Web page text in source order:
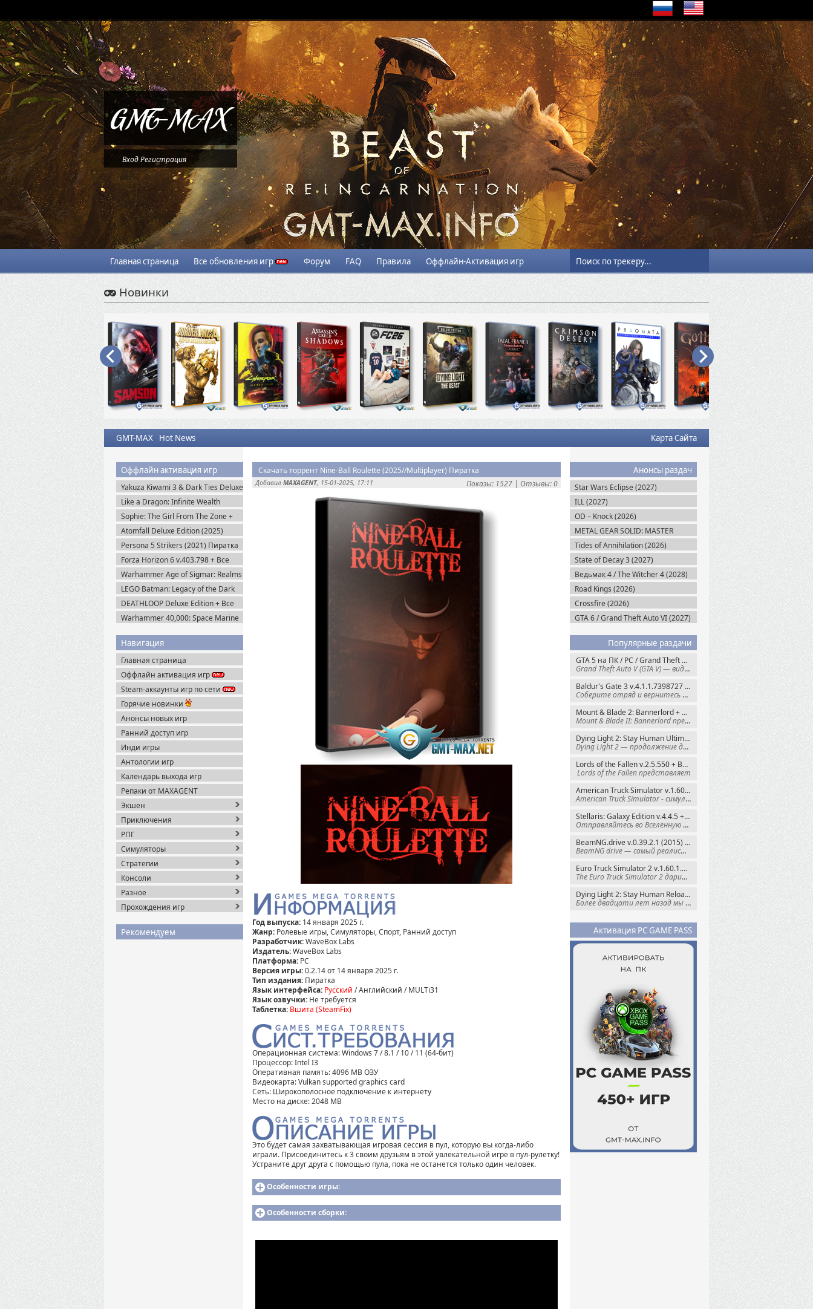
ВходРегистрация
Главная страница Все обновления игр Форум FAQ Правила Оффлайн-Активация игр
Новинки
GMT-MAX Hot News Карта Сайта
Анонсы раздач
Star Wars Eclipse (2027)
ILL (2027)
OD – Knock (2026)
METAL GEAR SOLID: MASTER
COLLECTION Vol.2 (2026)
Tides of Annihilation (2026)
State of Decay 3 (2027)
Ведьмак 4 / The Witcher 4 (2028)
Road Kings (2026)
Crossfire (2026)
GTA 6 / Grand Theft Auto VI (2027)
Популярные раздачи
GTA 5 на ПК / PC / Grand Theft Auto V: Premium Edition (2015) Steam-Rip
Grand Theft Auto V (GTA V) — видеоигра из
Baldur's Gate 3 v.4.1.1.7398727 + Все DLC (2023) GOG-Rip
Соберите отряд и вернитесь в Забытые
Mount & Blade 2: Bannerlord + War Sails v.1.4.7.117484 (2025) GOG
Mount & Blade II: Bannerlord представляет
Dying Light 2: Stay Human Ultimate Edition v.1.29.0 + Все DLC (2022) Пиратка
Dying Light 2 — продолжение динамичного
Lords of the Fallen v.2.5.550 + Все DLC (2023) Пиратка
Lords of the Fallen представляет
American Truck Simulator v.1.60.1.8s + Все DLC (2016) Пиратка
American Truck Simulator - симулятор
Stellaris: Galaxy Edition v.4.4.5 + Все DLC (2016) Пиратка
Отправляйтесь во Вселенную полную чудес и
BeamNG.drive v.0.39.2.1 (2015) RePack
BeamNG drive — самый реалистичный
Euro Truck Simulator 2 v.1.60.1.7s + Все DLC (2012) Пиратка
The Euro Truck Simulator 2 дарит вам опыт
Dying Light 2: Stay Human Reloaded Edition v.1.28.3 + Все DLC (2022) RePack
Более двадцати лет назад мы пытались
Активация PC GAME PASS
Оффлайн активация игр
Yakuza Kiwami 3 & Dark Ties Deluxe
Edition (2026) Steam-Rip
Like a Dragon: Infinite Wealth
Ultimate Edition (2024) Steam-Rip
Sophie: The Girl From The Zone +
DLC (2026) Пиратка
Atomfall Deluxe Edition (2025)
Steam-Rip
Persona 5 Strikers (2021) Пиратка
Forza Horizon 6 v.403.798 + Все
DLC (2026) Пиратка
Warhammer Age of Sigmar: Realms
of Ruin Ultimate Edition (2023)
Steam-Rip
LEGO Batman: Legacy of the Dark
Knight / ЛЕГО Бэтмен: Наследие
Тёмного Рыцаря (2026) Portable
DEATHLOOP Deluxe Edition + Все
DLC (2021) Пиратка
Warhammer 40,000: Space Marine
Пиратка
Навигация
Главная страница
Оффлайн активация игр
Steam-аккаунты игр по сети
Горячие новинки
Анонсы новых игр
Ранний доступ игр
Инди игры
Антологии игр
Календарь выхода игр
Репаки от MAXAGENT
Экшен
Приключения
РПГ
Симуляторы
Стратегии
Консоли
Разное
Прохождения игр
Рекомендуем
Скачать торрент Nine-Ball Roulette (2025//Multiplayer) Пиратка
Показы: 1527 | Отзывы: 0
Добавил MAXAGENT, 15-01-2025, 17:11
Год выпуска: 14 января 2025 г.
Жанр: Ролевые игры, Симуляторы, Спорт, Ранний доступ
Разработчик:WaveBox Labs
Издатель:WaveBox Labs
Платформа: PC
Версия игры:0.2.14 от 14 января 2025 г.
Тип издания: Пиратка
Язык интерфейса: Русский / Английский / MULTi31
Язык озвучки: Не требуется
Таблетка: Вшита (SteamFix)
Операционная система: Windows 7 / 8.1 / 10 / 11 (64-бит)
Процессор: Intel I3
Оперативная память: 4096 MB ОЗУ
Видеокарта: Vulkan supported graphics card
Сеть: Широкополосное подключение к интернету
Место на диске: 2048 MB
Это будет самая захватывающая игровая сессия в пул, которую вы когда-либо
играли. Присоединитесь к 3 своим друзьям в этой увлекательной игре в пул-рулетку!
Устраните друг друга с помощью пула, пока не останется только один человек.
Особенности игры:
Особенности сборки: